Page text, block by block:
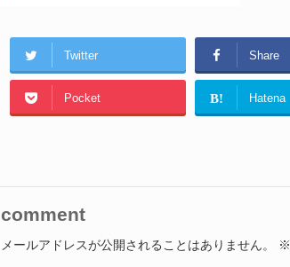
Twitter Share
Pocket B! Hatena
comment
メールアドレスが公開されることはありません。 ※